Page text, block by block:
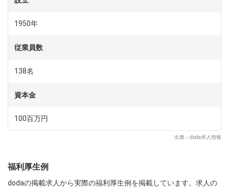
の整備、観光資源の活用など、東京、埼玉地域の利用者増につ
鉄道利用者だけでなく、多くの人々の多種多様なライフスタイ
運営、地域の再開発プロジェクトを推進するなど、「都市交
核に多彩な事業を展開しています。
1950年
従業員数
138名
資本金
100百万円
出典：doda求人情報
福利厚生例
dodaの掲載求人から実際の福利厚生例を掲載しています。求人の